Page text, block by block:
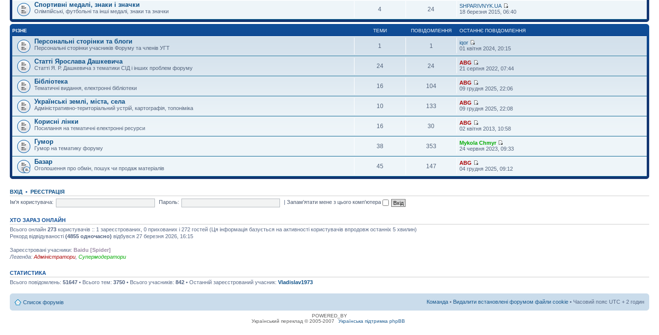
Спортивні медалі, знаки і значки
Олімпійські, футбольні та інші медалі, знаки та значки 4 24
SHPARIVNYK.UA
18 березня 2015, 06:40
РІЗНЕ ТЕМИ ПОВІДОМЛЕННЯ ОСТАННЄ ПОВІДОМЛЕННЯ
Персональні сторінки та блоги
Персональні сторінки учасників Форуму та членів УГТ 1 1
iqor
01 квітня 2024, 20:15
Статті Ярослава Дашкевича
Статті Я. Р. Дашкевича з тематики СІД і інших проблем форуму 24 24
ABG
21 серпня 2022, 07:44
Бібліотека
Тематичні видання, електронні бібліотеки 16 104
ABG
09 грудня 2025, 22:06
Українські землі, міста, села
Адміністративно-територіальний устрій, картографія, топоніміка 10 133
ABG
09 грудня 2025, 22:08
Корисні лінки
Посилання на тематичні електронні ресурси 16 30
ABG
02 квітня 2013, 10:58
Гумор
Гумор на тематику форуму 38 353
Mykola Chmyr
24 червня 2023, 09:33
Базар
Оголошення про обмін, пошук чи продаж матеріалів 45 147
ABG
04 грудня 2025, 09:12
ВХІД • РЕЄСТРАЦІЯ
Ім'я користувача:
Пароль: |Запам'ятати мене з цього комп'ютера
ХТО ЗАРАЗ ОНЛАЙН
Всього онлайн 273 користувачів :: 1 зареєстрованих, 0 прихованих і 272 гостей (Ця інформація базується на активності користувачів впродовж останніх 5 хвилин)
Рекорд відвідуваності (4855 одночасно) відбувся 27 березня 2026, 16:15
Зареєстровані учасники: Baidu [Spider]
Легенда: Адміністратори Супермодератори
СТАТИСТИКА
Всього повідомлень: 51647 • Всього тем: 3750 • Всього учасників: 842 • Останній зареєстрований учасник: Vladislav1973
Список форумів Команда • Видалити встановлені форумом файли cookie • Часовий пояс UTC + 2 годин
POWERED_BY
Український переклад © 2005-2007
Українська підтримка phpBB